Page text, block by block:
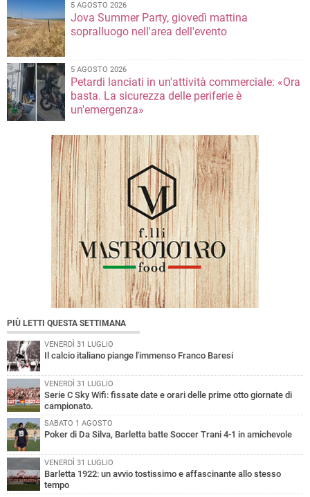
5 AGOSTO 2026
Jova Summer Party, giovedì mattina
sopralluogo nell'area dell'evento
5 AGOSTO 2026
Petardi lanciati in un'attività commerciale: «Ora
basta. La sicurezza delle periferie è
un'emergenza»
PIÙ LETTI QUESTA SETTIMANA
VENERDÌ 31 LUGLIO
Il calcio italiano piange l'immenso Franco Baresi
VENERDÌ 31 LUGLIO
Serie C Sky Wifi: fissate date e orari delle prime otto giornate di
campionato.
SABATO 1 AGOSTO
Poker di Da Silva, Barletta batte Soccer Trani 4-1 in amichevole
VENERDÌ 31 LUGLIO
Barletta 1922: un avvio tostissimo e affascinante allo stesso
tempo